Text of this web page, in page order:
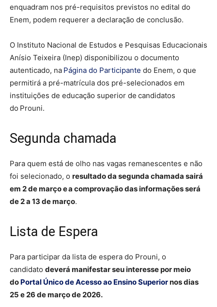
enquadram nos pré-requisitos previstos no edital do
Enem, podem requerer a declaração de conclusão.
O Instituto Nacional de Estudos e Pesquisas Educacionais
Anísio Teixeira (Inep) disponibilizou o documento
autenticado, na Página do Participante do Enem, o que
permitirá a pré-matrícula dos pré-selecionados em
instituições de educação superior de candidatos
do Prouni.
Segunda chamada
Para quem está de olho nas vagas remanescentes e não
foi selecionado, o resultado da segunda chamada sairá
em 2 de março e a comprovação das informações será
de 2 a 13 de março.
Lista de Espera
Para participar da lista de espera do Prouni, o
candidato deverá manifestar seu interesse por meio
do Portal Único de Acesso ao Ensino Superiornos dias
25 e 26 de março de 2026.